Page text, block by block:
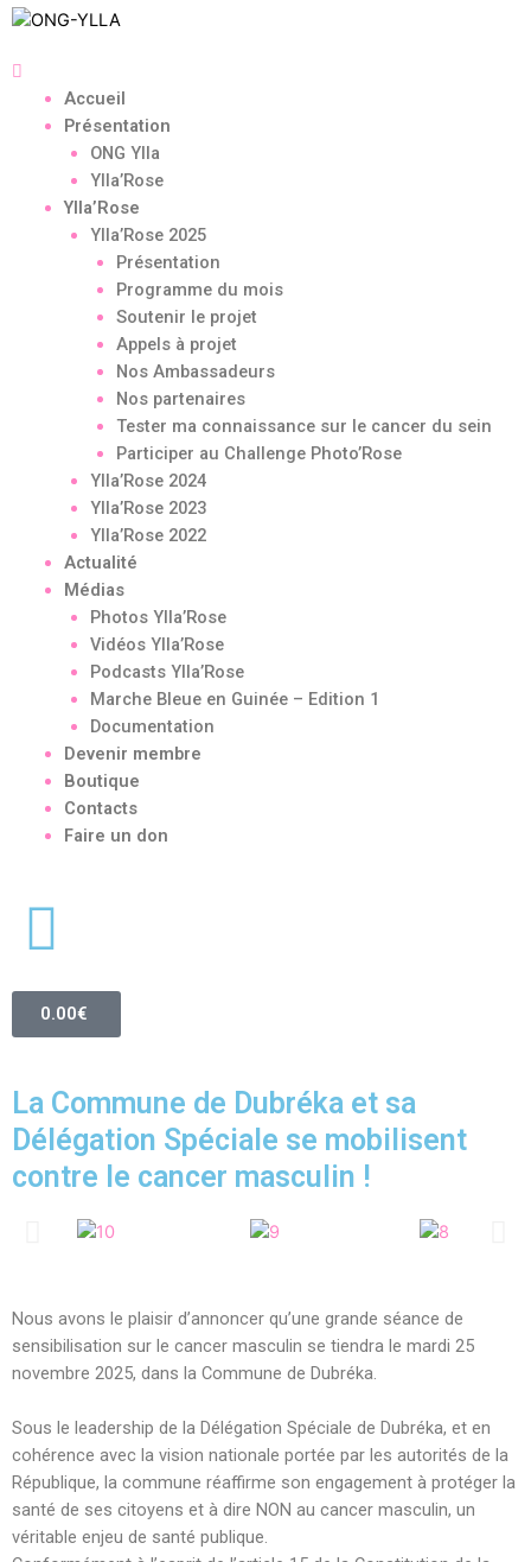
Accueil
Présentation
ONG Ylla
Ylla’Rose
Ylla’Rose
Ylla’Rose 2025
Présentation
Programme du mois
Soutenir le projet
Appels à projet
Nos Ambassadeurs
Nos partenaires
Tester ma connaissance sur le cancer du sein
Participer au Challenge Photo’Rose
Ylla’Rose 2024
Ylla’Rose 2023
Ylla’Rose 2022
Actualité
Médias
Photos Ylla’Rose
Vidéos Ylla’Rose
Podcasts Ylla’Rose
Marche Bleue en Guinée – Edition 1
Documentation
Devenir membre
Boutique
Contacts
Faire un don
0.00€
La Commune de Dubréka et sa
Délégation Spéciale se mobilisent
contre le cancer masculin !
Nous avons le plaisir d’annoncer qu’une grande séance de
sensibilisation sur le cancer masculin se tiendra le mardi 25
novembre 2025, dans la Commune de Dubréka.
Sous le leadership de la Délégation Spéciale de Dubréka, et en
cohérence avec la vision nationale portée par les autorités de la
République, la commune réaffirme son engagement à protéger la
santé de ses citoyens et à dire NON au cancer masculin, un
véritable enjeu de santé publique.